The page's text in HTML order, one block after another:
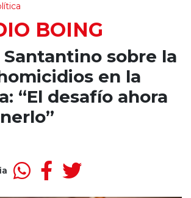
BOING
Santantino sobre la
en la
“El desafío ahora